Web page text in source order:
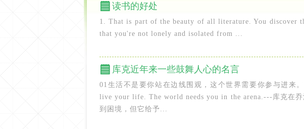
读书的好处
1. That is part of the beauty of all literature. You discover
that you're not lonely and isolated from ...
库克近年来一些鼓舞人心的名言
01生活不是要你站在边线围观，这个世界需要你参与进来
live your life. The world needs you in the arena.---库克在
到困境，但它给予...